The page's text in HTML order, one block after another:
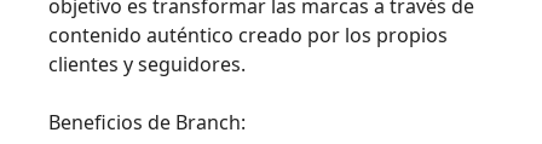
objetivo es transformar las marcas a través de
contenido auténtico creado por los propios
clientes y seguidores.
Beneficios de Branch: